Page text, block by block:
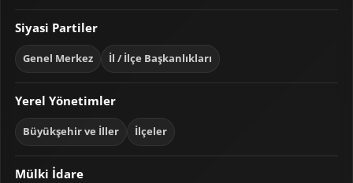
Siyasi Partiler
Genel Merkez İl / İlçe Başkanlıkları
Yerel Yönetimler
Büyükşehir ve İller İlçeler
Mülki İdare